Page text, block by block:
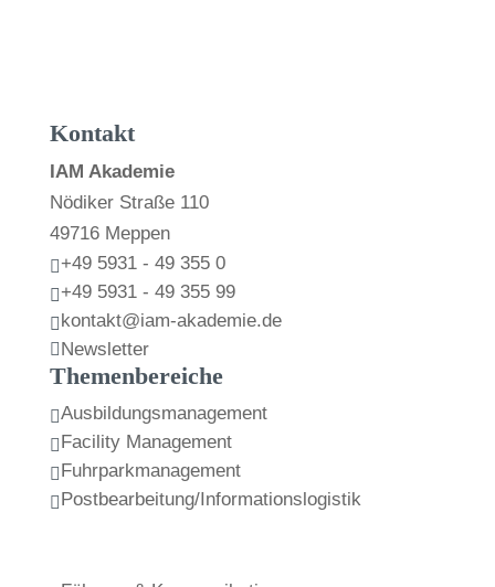
Kontakt
IAM Akademie
Nödiker Straße 110
49716 Meppen
+49 5931 - 49 355 0
+49 5931 - 49 355 99
 kontakt@iam-akademie.de
 Newsletter
Themenbereiche
Ausbildungsmanagement
 Facility Management
 Fuhrparkmanagement
 Postbearbeitung/Informationslogistik